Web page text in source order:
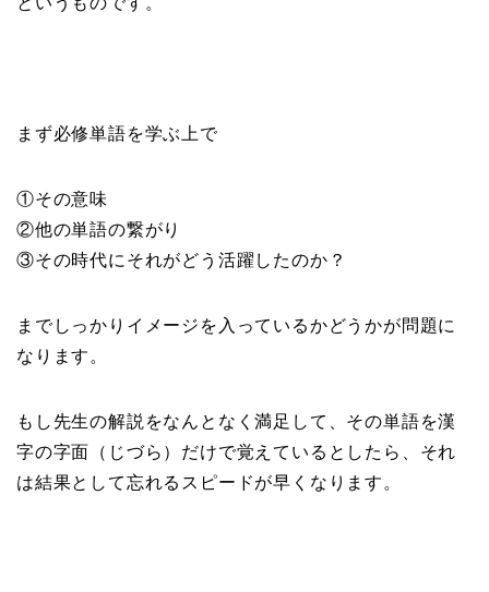
まず必修単語を学ぶ上で
①その意味
②他の単語の繋がり
③その時代にそれがどう活躍したのか？
までしっかりイメージを入っているかどうかが問題に
なります。
もし先生の解説をなんとなく満足して、その単語を漢
字の字面（じづら）だけで覚えているとしたら、それ
は結果として忘れるスピードが早くなります。